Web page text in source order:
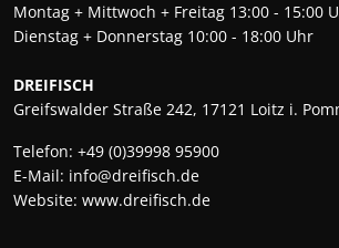
Montag + Mittwoch + Freitag 13:00 - 15:00
Dienstag + Donnerstag 10:00 - 18:00 Uhr
DREIFISCH
Greifswalder Straße 242, 17121 Loitz i.
Telefon: +49 (0)39998 95900
E-Mail: info@dreifisch.de
Website: www.dreifisch.de